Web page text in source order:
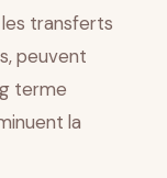
transferts
peuvent
terme
la